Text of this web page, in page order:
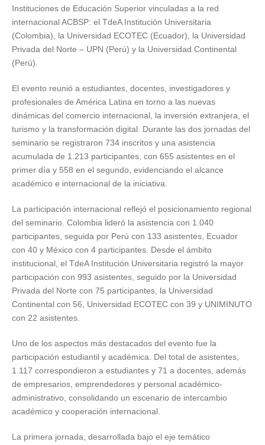
Instituciones de Educación Superior vinculadas a la red
internacional ACBSP: el TdeA Institución Universitaria
(Colombia), la Universidad ECOTEC (Ecuador), la Universidad
Privada del Norte – UPN (Perú) y la Universidad Continental
(Perú).
El evento reunió a estudiantes, docentes, investigadores y
profesionales de América Latina en torno a las nuevas
dinámicas del comercio internacional, la inversión extranjera, el
turismo y la transformación digital. Durante las dos jornadas del
seminario se registraron 734 inscritos y una asistencia
acumulada de 1.213 participantes, con 655 asistentes en el
primer día y 558 en el segundo, evidenciando el alcance
académico e internacional de la iniciativa.
La participación internacional reflejó el posicionamiento regional
del seminario. Colombia lideró la asistencia con 1.040
participantes, seguida por Perú con 133 asistentes, Ecuador
con 40 y México con 4 participantes. Desde el ámbito
institucional, el TdeA Institución Universitaria registró la mayor
participación con 993 asistentes, seguido por la Universidad
Privada del Norte con 75 participantes, la Universidad
Continental con 56, Universidad ECOTEC con 39 y UNIMINUTO
con 22 asistentes.
Uno de los aspectos más destacados del evento fue la
participación estudiantil y académica. Del total de asistentes,
1.117 correspondieron a estudiantes y 71 a docentes, además
de empresarios, emprendedores y personal académico-
administrativo, consolidando un escenario de intercambio
académico y cooperación internacional.
La primera jornada, desarrollada bajo el eje temático